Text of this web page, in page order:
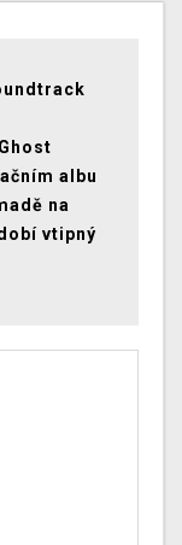
albu
na
vtipný